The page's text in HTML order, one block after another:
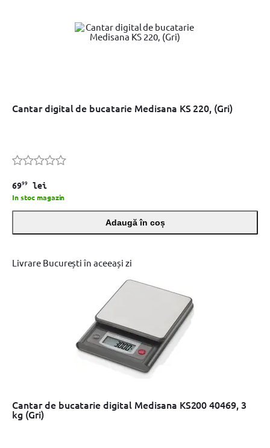
Cantar digital de bucatarie Medisana KS 220, (Gri)
6999 lei
In stoc magazin
Adaugă în coș
Livrare București în aceeași zi
Cantar de bucatarie digital Medisana KS200 40469, 3
kg (Gri)